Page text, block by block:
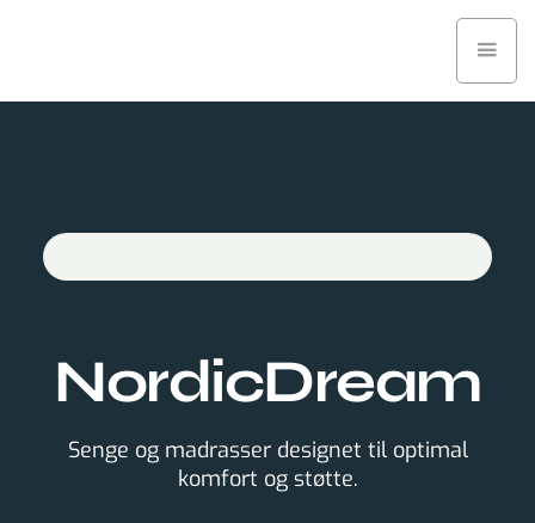
NordicDream
Senge og madrasser designet til optimal
komfort og støtte.